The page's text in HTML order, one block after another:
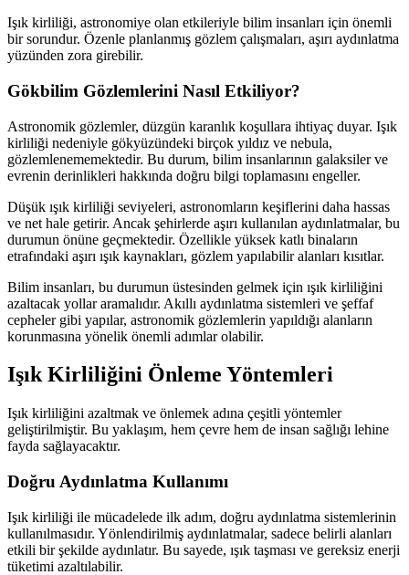
Işık kirliliği, astronomiye olan etkileriyle bilim insanları için önemli
bir sorundur. Özenle planlanmış gözlem çalışmaları, aşırı aydınlatma
yüzünden zora girebilir.
Gökbilim Gözlemlerini Nasıl Etkiliyor?
Astronomik gözlemler, düzgün karanlık koşullara ihtiyaç duyar. Işık
kirliliği nedeniyle gökyüzündeki birçok yıldız ve nebula,
gözlemlenememektedir. Bu durum, bilim insanlarının galaksiler ve
evrenin derinlikleri hakkında doğru bilgi toplamasını engeller.
Düşük ışık kirliliği seviyeleri, astronomların keşiflerini daha hassas
ve net hale getirir. Ancak şehirlerde aşırı kullanılan aydınlatmalar, bu
durumun önüne geçmektedir. Özellikle yüksek katlı binaların
etrafındaki aşırı ışık kaynakları, gözlem yapılabilir alanları kısıtlar.
Bilim insanları, bu durumun üstesinden gelmek için ışık kirliliğini
azaltacak yollar aramalıdır. Akıllı aydınlatma sistemleri ve şeffaf
cepheler gibi yapılar, astronomik gözlemlerin yapıldığı alanların
korunmasına yönelik önemli adımlar olabilir.
Işık Kirliliğini Önleme Yöntemleri
Işık kirliliğini azaltmak ve önlemek adına çeşitli yöntemler
geliştirilmiştir. Bu yaklaşım, hem çevre hem de insan sağlığı lehine
fayda sağlayacaktır.
Doğru Aydınlatma Kullanımı
Işık kirliliği ile mücadelede ilk adım, doğru aydınlatma sistemlerinin
kullanılmasıdır. Yönlendirilmiş aydınlatmalar, sadece belirli alanları
etkili bir şekilde aydınlatır. Bu sayede, ışık taşması ve gereksiz enerji
tüketimi azaltılabilir.